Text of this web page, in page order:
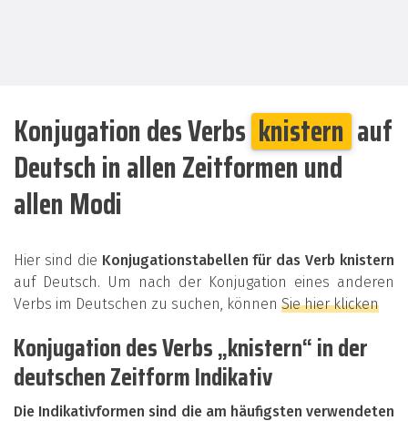
Konjugation des Verbs knistern auf
Deutsch in allen Zeitformen und
allen Modi
Hier sind die Konjugationstabellen für das Verb knistern
auf Deutsch. Um nach der Konjugation eines anderen
Verbs im Deutschen zu suchen, können Sie hier klicken
Konjugation des Verbs „knistern“ in der
deutschen Zeitform Indikativ
Die Indikativformen sind die am häufigsten verwendeten